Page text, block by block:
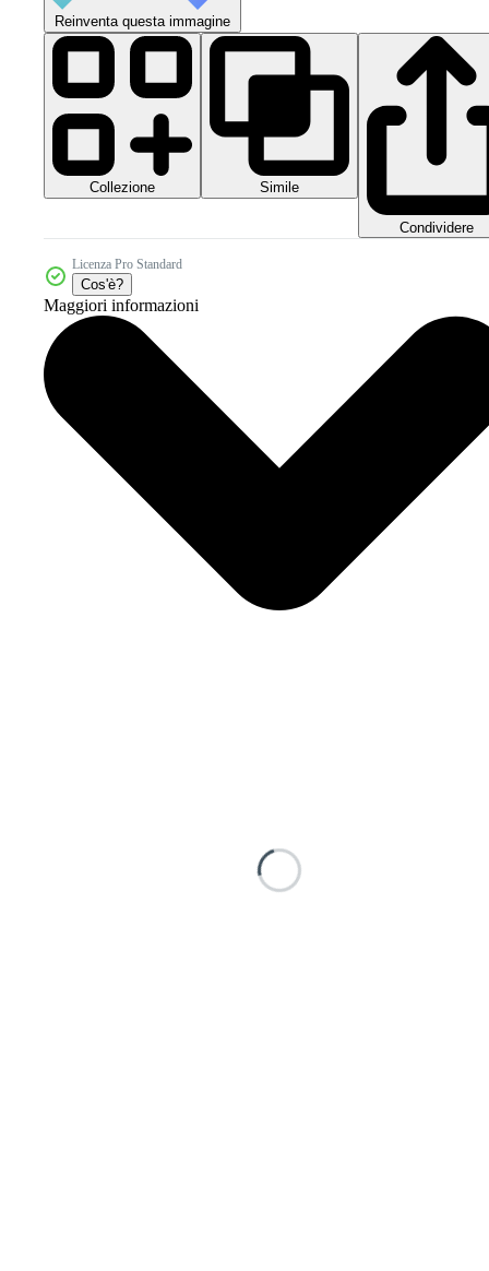
Reinventa questa immagine
Collezione Simile
Condividere
Licenza Pro Standard
Cos'è?
Maggiori informazioni